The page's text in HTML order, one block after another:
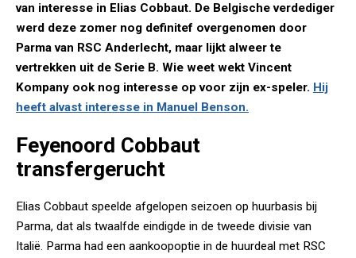
van interesse in Elias Cobbaut. De Belgische verdediger
werd deze zomer nog definitef overgenomen door
Parma van RSC Anderlecht, maar lijkt alweer te
vertrekken uit de Serie B. Wie weet wekt Vincent
Kompany ook nog interesse op voor zijn ex-speler. Hij
heeft alvast interesse in Manuel Benson.
Feyenoord Cobbaut
transfergerucht
Elias Cobbaut speelde afgelopen seizoen op huurbasis bij
Parma, dat als twaalfde eindigde in de tweede divisie van
Italië. Parma had een aankoopoptie in de huurdeal met RSC